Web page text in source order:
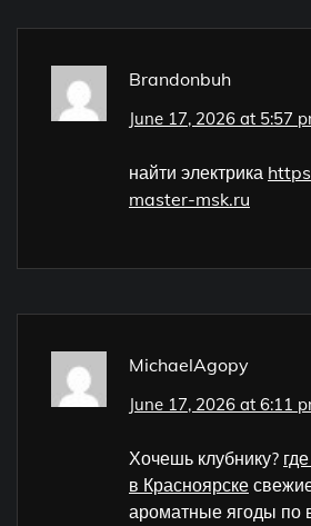
Brandonbuh
June 17, 2026 at 5:57
найти электрика
master-msk.ru
MichaelAgopy
June 17, 2026 at 6:11
Хочешь клубнику?
в Красноярске
ароматные ягоды по